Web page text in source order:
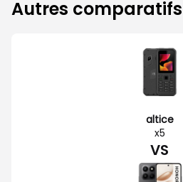
Autres comparatifs
altice
x5
VS